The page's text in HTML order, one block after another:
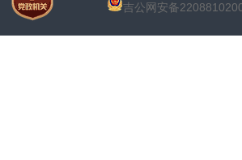
吉公网安备